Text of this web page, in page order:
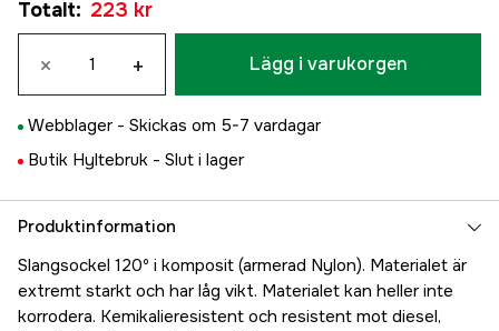
Totalt: 223 kr
× + Lägg i varukorgen
Webblager - Skickas om 5-7 vardagar
Butik Hyltebruk - Slut i lager
Produktinformation
Slangsockel 120º i komposit (armerad Nylon). Materialet är
extremt starkt och har låg vikt. Materialet kan heller inte
korrodera. Kemikalieresistent och resistent mot diesel,